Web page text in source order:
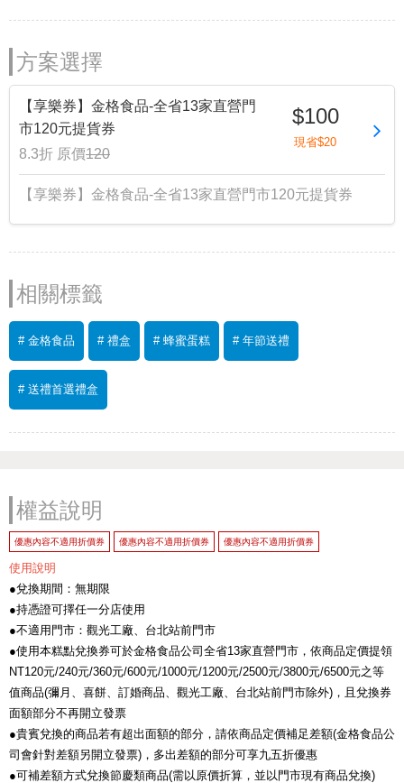
方案選擇
【享樂券】金格食品-全省13家直營門
市120元提貨券
8.3折 原價120
$100
現省$20
【享樂券】金格食品-全省13家直營門市120元提貨券
相關標籤
# 金格食品 # 禮盒 # 蜂蜜蛋糕 # 年節送禮
# 送禮首選禮盒
權益說明
優惠內容不適用折價券 優惠內容不適用折價券 優惠內容不適用折價券
使用說明
●兌換期間：無期限
●持憑證可擇任一分店使用
●不適用門市：觀光工廠、台北站前門市
●使用本糕點兌換券可於金格食品公司全省13家直營門市，依商品定價提領
NT120元/240元/360元/600元/1000元/1200元/2500元/3800元/6500元之等
值商品(彌月、喜餅、訂婚商品、觀光工廠、台北站前門市除外)，且兌換券
面額部分不再開立發票
●貴賓兌換的商品若有超出面額的部分，請依商品定價補足差額(金格食品公
司會針對差額另開立發票)，多出差額的部分可享九五折優惠
●可補差額方式兌換節慶類商品(需以原價折算，並以門市現有商品兌換)